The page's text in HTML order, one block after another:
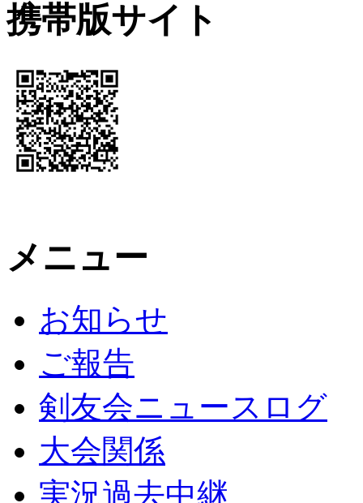
携帯版サイト
メニュー
お知らせ
ご報告
剣友会ニュースログ
大会関係
実況過去中継